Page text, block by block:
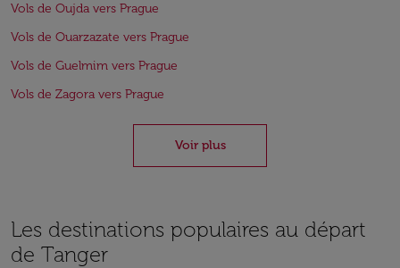
Vols de Oujda vers Prague
Vols de Ouarzazate vers Prague
Vols de Guelmim vers Prague
Vols de Zagora vers Prague
Voir plus
Les destinations populaires au départ
de Tanger